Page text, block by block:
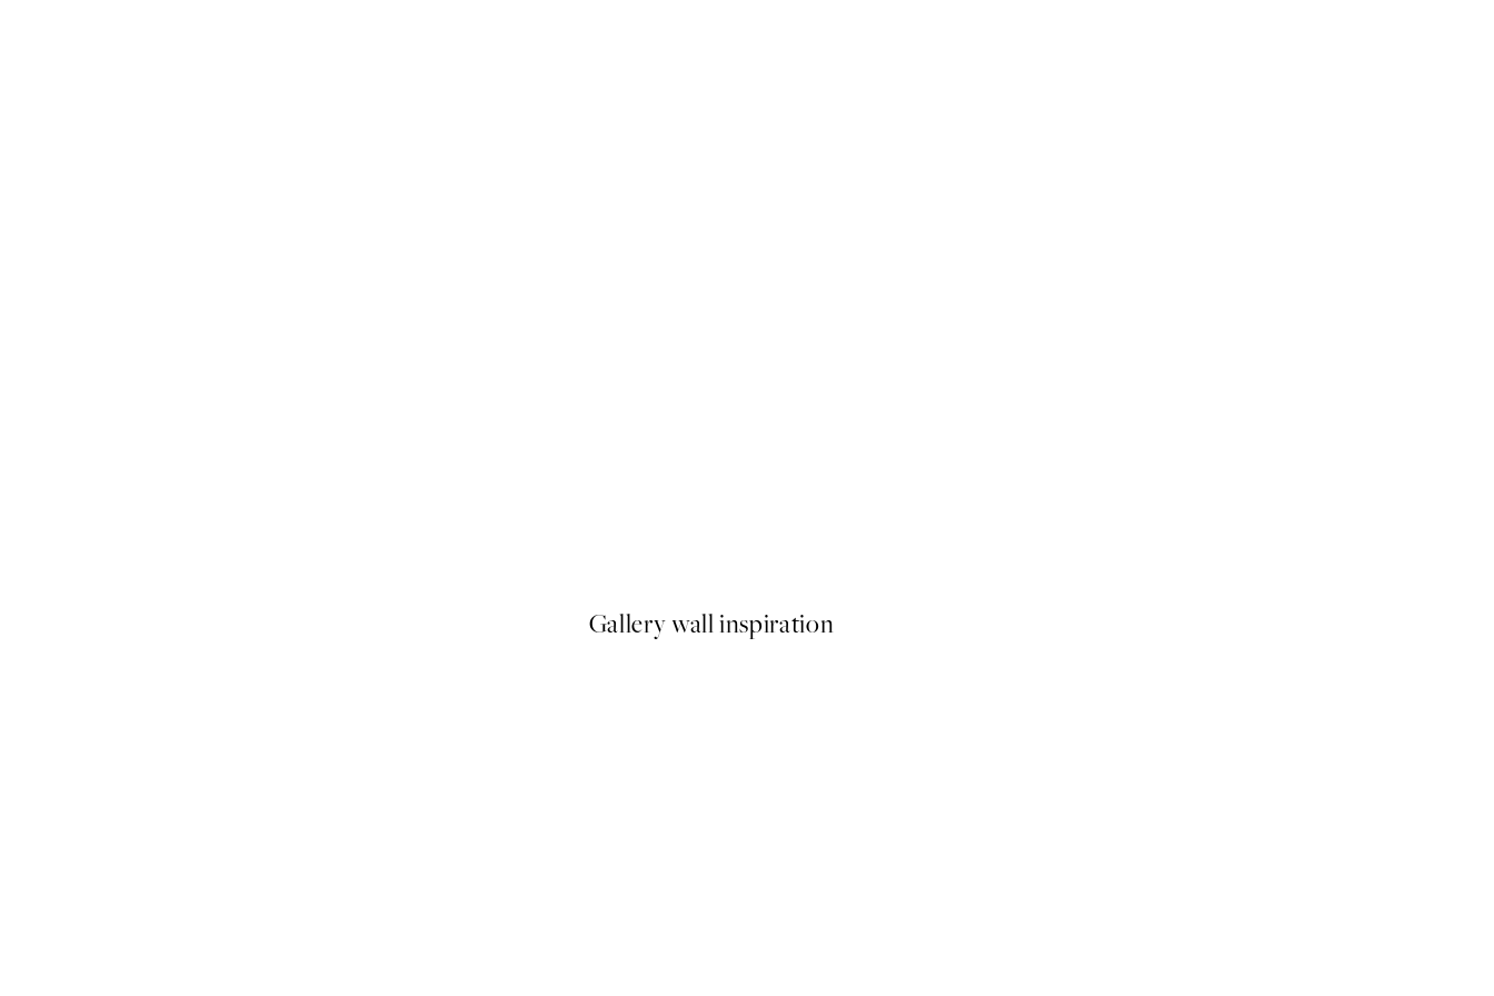
Gallery wall inspiration